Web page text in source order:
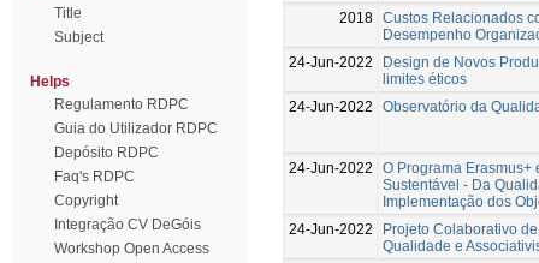
Title
Subject
Helps
Regulamento RDPC
Guia do Utilizador RDPC
Depósito RDPC
Faq's RDPC
Copyright
Integração CV DeGóis
Workshop Open Access
2018 Custos Relacionados
Desempenho
24-Jun-2022
Design de Novos
limites éticos
24-Jun-2022
Observatório da
24-Jun-2022
O Programa Erasmus+
Sustentável - Da
Implementação dos
24-Jun-2022
Projeto Colaborativo
Qualidade e